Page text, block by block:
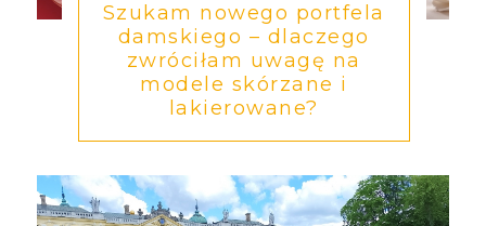
Szukam nowego portfela
damskiego – dlaczego
zwróciłam uwagę na
modele skórzane i
lakierowane?